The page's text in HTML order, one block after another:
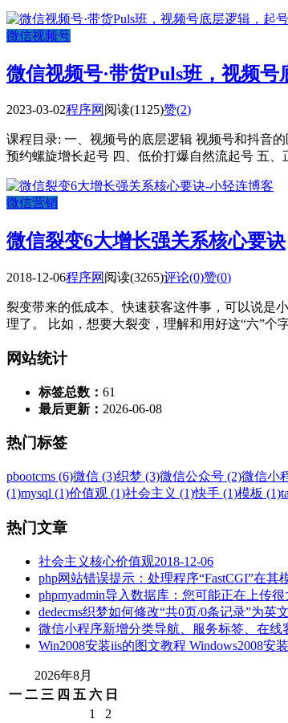
微信视频号
微信视频号·带货Puls班，视频
2023-03-02程序网 阅读(1125)赞(2)
课程目录: 一、视频号的底层逻辑 视频号和抖音
预约螺旋增长起号 四、低价打爆自然流起号 五、
微信营销
微信裂变6大增长强关系核心要诀
2018-12-06程序网 阅读(3265)评论(0)赞(0)
裂变带来的低成本、快速获客这件事，可以说是
理了。 比如，想要大裂变，理解和用好这“六”个
网站统计
标签总数： 61
最后更新： 2026-06-08
热门标签
pbootcms (6)微信 (3)织梦 (3)微信公众号 (2)微信小
(1)mysql (1)价值观 (1)社会主义 (1)快手 (1)模板 (1)
热门文章
社会主义核心价值观2018-12-06
php网站错误提示：处理程序“FastCGI”在其
phpmyadmin导入数据库：您可能正在上传
dedecms织梦如何修改“共0页/0条记录”为英
微信小程序新增分类导航、服务标签、在线
Win2008安装iis的图文教程 Windows2008安
2026年8月
一 二 三 四 五 六 日
1
2